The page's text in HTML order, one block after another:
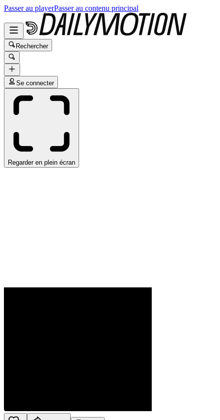
Passer au playerPasser au contenu principal
Rechercher
Se connecter
Regarder en plein écran